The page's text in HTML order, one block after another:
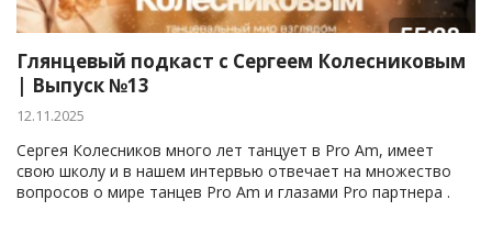
Глянцевый подкаст с Сергеем Колесниковым
| Выпуск №13
12.11.2025
Сергея Колесников много лет танцует в Pro Am, имеет
свою школу и в нашем интервью отвечает на множество
вопросов о мире танцев Pro Am и глазами Pro партнера .